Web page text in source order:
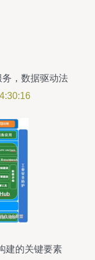
，数据驱动法
建的关键要素